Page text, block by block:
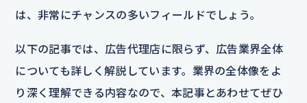
は、非常にチャンスの多いフィールドでしょう。
以下の記事では、広告代理店に限らず、広告業界全体
についても詳しく解説しています。業界の全体像をよ
り深く理解できる内容なので、本記事とあわせてぜひ